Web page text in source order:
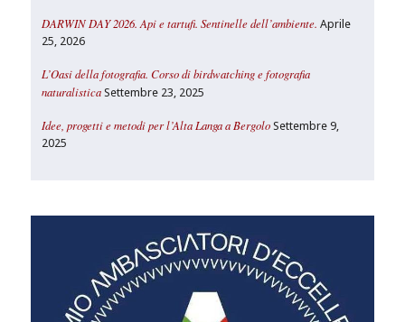
DARWIN DAY 2026. Api e tartufi. Sentinelle dell’ambiente. Aprile
25, 2026
L’Oasi della fotografia. Corso di birdwatching e fotografia
naturalistica Settembre 23, 2025
Idee, progetti e metodi per l’Alta Langa a Bergolo Settembre 9,
2025